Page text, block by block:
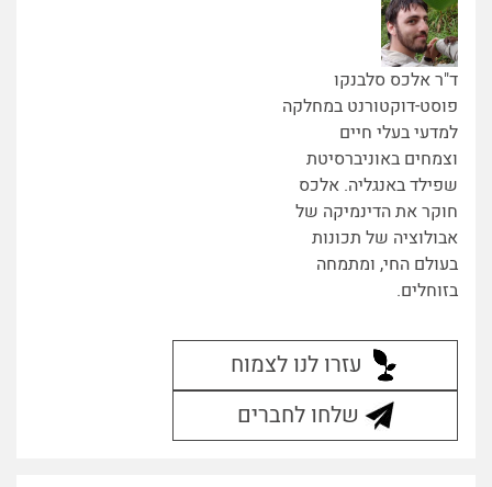
ד"ר אלכס סלבנקו
פוסט-דוקטורנט במחלקה
למדעי בעלי חיים
וצמחים באוניברסיטת
שפילד באנגליה. אלכס
חוקר את הדינמיקה של
אבולוציה של תכונות
בעולם החי, ומתמחה
בזוחלים.
עזרו לנו לצמוח
שלחו לחברים